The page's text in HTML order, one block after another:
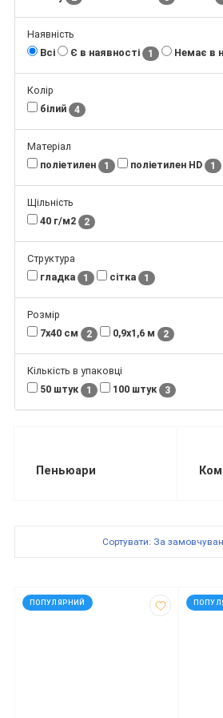
Наявність
Всі
Є в наявності 1 Немає в
Колір
білий
4
Матеріал
поліетилен
1 поліетилен HD 1
Щільність
40 г/м2
2
Структура
гладка
1 сітка 1
Розмір
7х40 см
2 0,9х1,6 м 2
Кількість в упаковці
50 штук
1 100 штук 3
Пеньюари
Сортувати: За
ПОПУЛЯРНИЙ
код: 936257 код: